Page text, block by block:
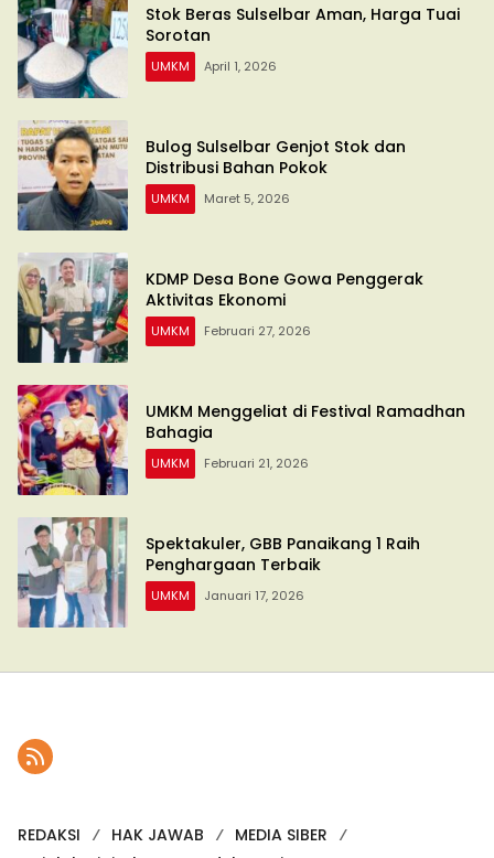
Stok Beras Sulselbar Aman, Harga Tuai
Sorotan
UMKM April 1, 2026
Bulog Sulselbar Genjot Stok dan
Distribusi Bahan Pokok
UMKM Maret 5, 2026
KDMP Desa Bone Gowa Penggerak
Aktivitas Ekonomi
UMKM Februari 27, 2026
UMKM Menggeliat di Festival Ramadhan
Bahagia
UMKM Februari 21, 2026
Spektakuler, GBB Panaikang 1 Raih
Penghargaan Terbaik
UMKM Januari 17, 2026
REDAKSI HAK JAWAB
MEDIA SIBER